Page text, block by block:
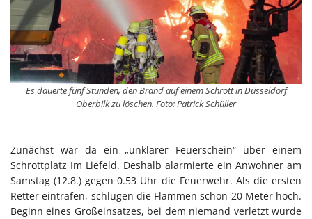
Es dauerte fünf Stunden, den Brand auf einem Schrott in Düsseldorf
Oberbilk zu löschen. Foto: Patrick Schüller
Zunächst war da ein „unklarer Feuerschein“ über einem
Schrottplatz Im Liefeld. Deshalb alarmierte ein Anwohner am
Samstag (12.8.) gegen 0.53 Uhr die Feuerwehr. Als die ersten
Retter eintrafen, schlugen die Flammen schon 20 Meter hoch.
Beginn eines Großeinsatzes, bei dem niemand verletzt wurde